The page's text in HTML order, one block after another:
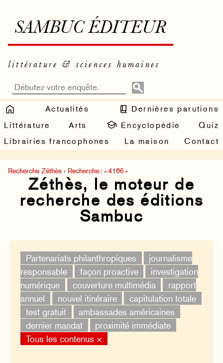
SAMBUC ÉDITEUR
littérature & sciences humaines
Actualités
Dernières parutions
Littérature
Arts Encyclopédie
Quiz
Librairies francophones
La maison Contact
Recherche Zéthès › Recherche : « 4186 »
Zéthès, le moteur de
recherche des éditions
Sambuc
Partenariats philanthropiques
journalisme
responsable
façon proactive
investigation
numérique
couverture multimédia
rapport
annuel
nouvel itinéraire
capitulation totale
test gratuit
ambassades américaines
dernier mandat
proximité immédiate
Tous les contenus ×